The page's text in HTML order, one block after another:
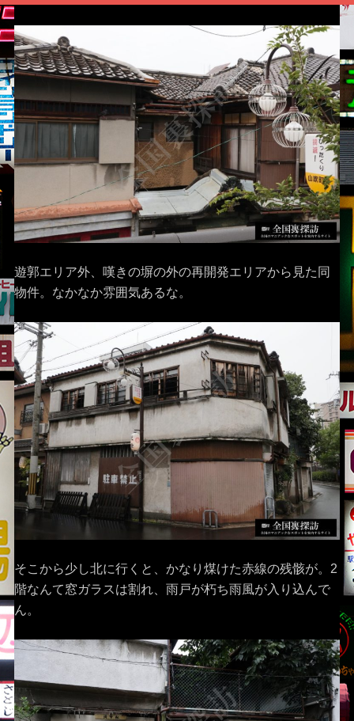
遊郭エリア外、嘆きの塀の外の再開発エリアから見た同
物件。なかなか雰囲気あるな。
そこから少し北に行くと、かなり煤けた赤線の残骸が。2
階なんて窓ガラスは割れ、雨戸が朽ち雨風が入り込んで
ん。